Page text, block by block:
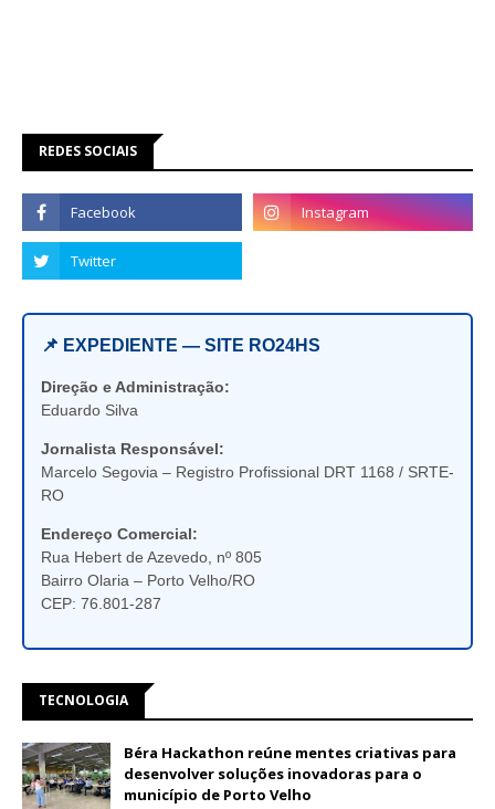
REDES SOCIAIS
📌 EXPEDIENTE — SITE RO24HS
Direção e Administração:
Eduardo Silva
Jornalista Responsável:
Marcelo Segovia – Registro Profissional DRT 1168 / SRTE-
RO
Endereço Comercial:
Rua Hebert de Azevedo, nº 805
Bairro Olaria – Porto Velho/RO
CEP: 76.801-287
TECNOLOGIA
Béra Hackathon reúne mentes criativas para
desenvolver soluções inovadoras para o
município de Porto Velho